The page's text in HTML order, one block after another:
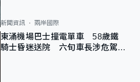
新聞資訊 兩岸國際
東涌機場巴士撞電單車 58歲鐵
騎士昏迷送院 六旬車長涉危駕被